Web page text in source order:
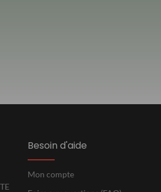
Besoin d'aide
Mon compte